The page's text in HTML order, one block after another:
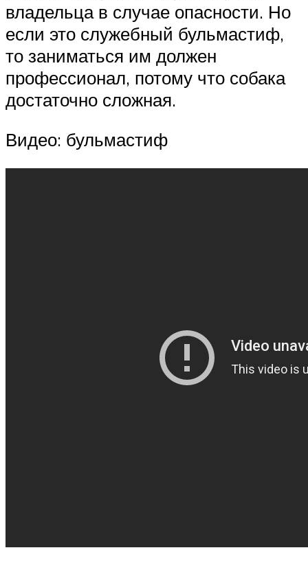
владельца в случае опасности. Но
если это служебный бульмастиф,
то заниматься им должен
профессионал, потому что собака
достаточно сложная.
Видео: бульмастиф